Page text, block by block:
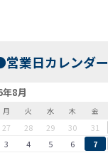
業日カレンダー
8月
月 火 水 木 金
27 28 29 30 31
3 4 5 6 7